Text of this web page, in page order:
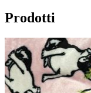
Prodotti